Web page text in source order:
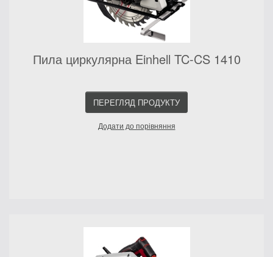
Пила циркулярна Einhell TC-CS 1410
ПЕРЕГЛЯД ПРОДУКТУ
Додати до порівняння